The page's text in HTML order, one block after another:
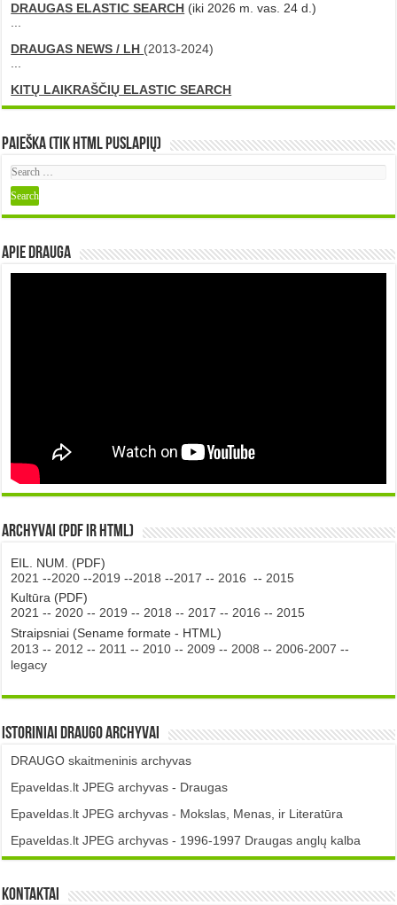
DRAUGAS ELASTIC SEARCH (iki 2026 m. vas. 24 d.)
DRAUGAS NEWS / LH (2013-2024)
KITŲ LAIKRAŠČIŲ ELASTIC SEARCH
Paieška (tik HTML puslapių)
Apie DRAUGA
Archyvai (PDF ir HTML)
EIL. NUM. (PDF)
2021 --2020 --2019 --2018 --2017 -- 2016 -- 2015
Kultūra (PDF)
2021 -- 2020 -- 2019 -- 2018 -- 2017 -- 2016 -- 2015
Straipsniai (Sename formate - HTML)
2013 -- 2012 -- 2011 -- 2010 -- 2009 -- 2008 -- 2006-2007 --
legacy
Istoriniai DRAUGO Archyvai
DRAUGO skaitmeninis archyvas
Epaveldas.lt JPEG archyvas - Draugas
Epaveldas.lt JPEG archyvas - Mokslas, Menas, ir Literatūra
Epaveldas.lt JPEG archyvas - 1996-1997 Draugas anglų kalba
Kontaktai